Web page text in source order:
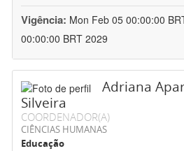
Vigência: Mon Feb 05 00:00:00
00:00:00 BRT 2029
Adriana
Silveira
COORDENADOR(A)
CIÊNCIAS HUMANAS
Educação